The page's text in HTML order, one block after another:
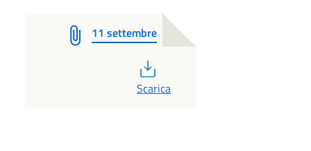
11 settembre
PDF
Scarica